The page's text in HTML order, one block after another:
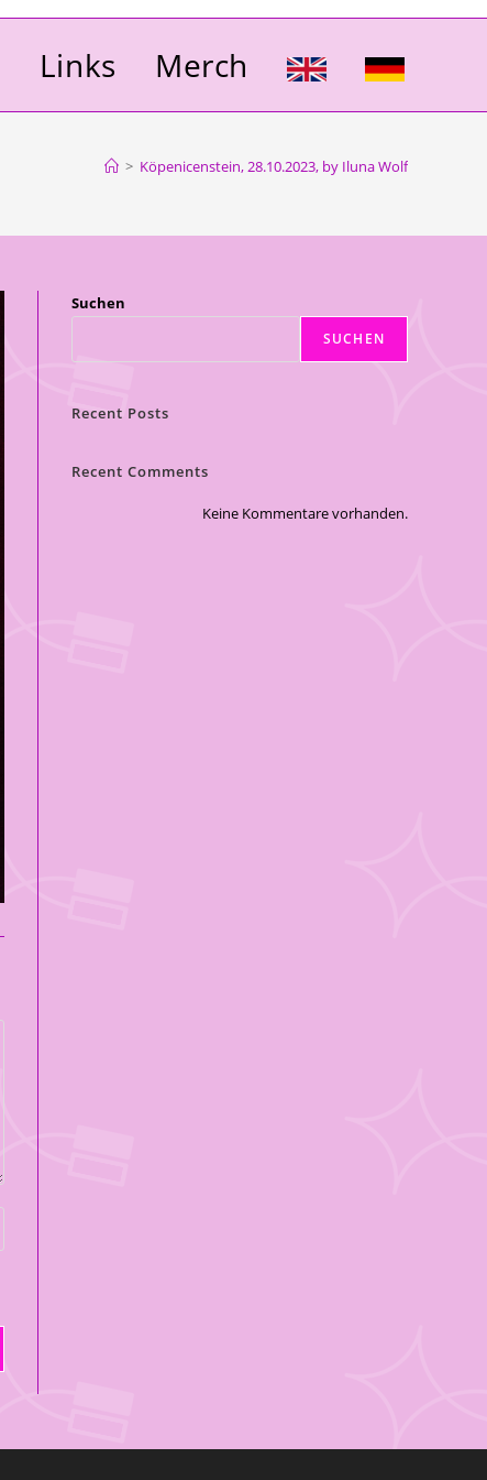
Links Merch
> Köpenicenstein, 28.10.2023, by Iluna Wolf
Suchen
SUCHEN
Recent Posts
Recent Comments
Keine Kommentare vorhanden.